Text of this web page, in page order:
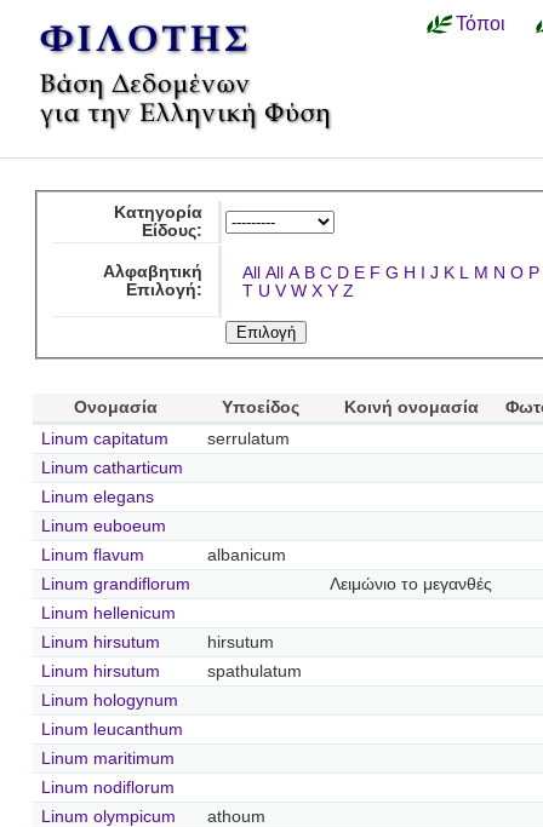
Τόποι
Κατηγορία
Είδους:
Αλφαβητική
Επιλογή:
All All A B C D E F G H I J K L M N O P
T U V W X Y Z
Ονομασία Υποείδος Κοινή ονομασία
Linum capitatum
serrulatum
Linum catharticum
Linum elegans
Linum euboeum
Linum flavum
albanicum
Linum grandiflorum
Λειμώνιο το μεγανθές
Linum hellenicum
Linum hirsutum
hirsutum
Linum hirsutum
spathulatum
Linum hologynum
Linum leucanthum
Linum maritimum
Linum nodiflorum
Linum olympicum
athoum